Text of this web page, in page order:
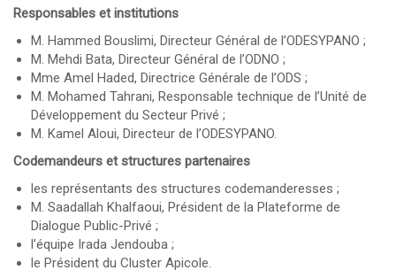
Responsables et institutions
M. Hammed Bouslimi, Directeur Général de l’ODESYPANO ;
M. Mehdi Bata, Directeur Général de l’ODNO ;
Mme Amel Haded, Directrice Générale de l’ODS ;
M. Mohamed Tahrani, Responsable technique de l’Unité de
Développement du Secteur Privé ;
M. Kamel Aloui, Directeur de l’ODESYPANO.
Codemandeurs et structures partenaires
les représentants des structures codemanderesses ;
M. Saadallah Khalfaoui, Président de la Plateforme de
Dialogue Public-Privé ;
l’équipe Irada Jendouba ;
le Président du Cluster Apicole.